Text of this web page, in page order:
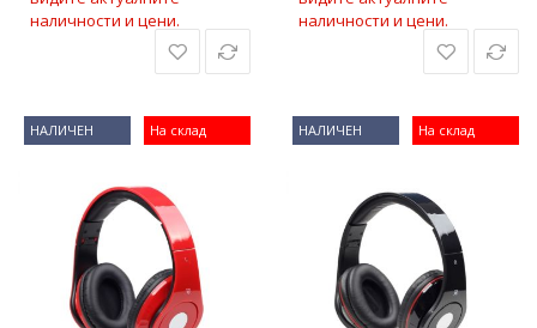
наличности и цени.
наличности и цени.
На склад
НАЛИЧЕН На склад
НАЛИЧЕН